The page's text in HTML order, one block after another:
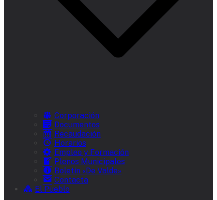
Corporación
Documentos
Recaudación
Horarios
Empleo y Formación
Plenos Municipales
Boletín «De Valde»
Contacta
El Pueblo